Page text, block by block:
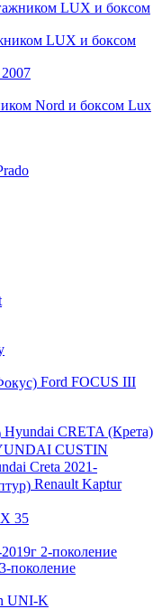
LUX и боксом
Nord и боксом Lux
Ford FOCUS III
Hyundai CRETA (Крета)
CUSTIN
Creta 2021-
Renault Kaptur
35
2-поколение
поколение
UNI-K